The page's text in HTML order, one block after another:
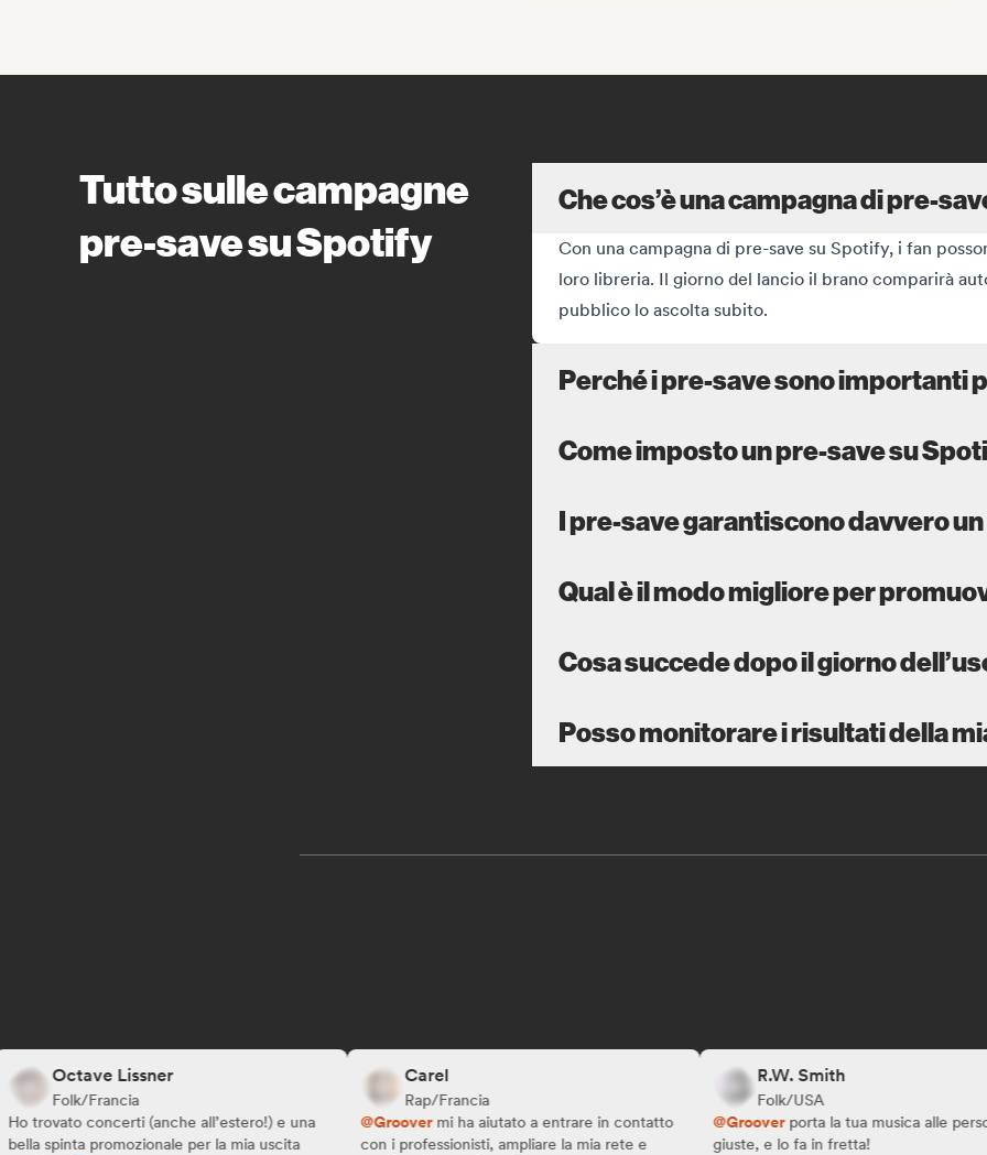
Tutto sulle campagne
pre-save su Spotify
Che cos’è una campagna di pre-
Con una campagna di pre-save su Spotify, i fan
loro libreria. Il giorno del lancio il brano comparirà
pubblico lo ascolta subito.
Perché i pre-save sono importanti
Come imposto un pre-save su
I pre-save garantiscono davvero
Qual è il modo migliore per
Cosa succede dopo il giorno
Posso monitorare i risultati della
Octave Lissner
Folk/Francia
concerti (anche all’estero!) e una
promozionale per la mia uscita
Carel
Rap/Francia
@Groovermi ha aiutato a entrare in contatto
con i professionisti, ampliare la mia rete e
R.W. Smith
Folk/USA
@Grooverporta la tua musica alle persone
giuste, e lo fa in fretta!